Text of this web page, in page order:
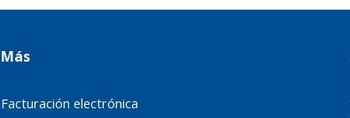
Más
Facturación electrónica